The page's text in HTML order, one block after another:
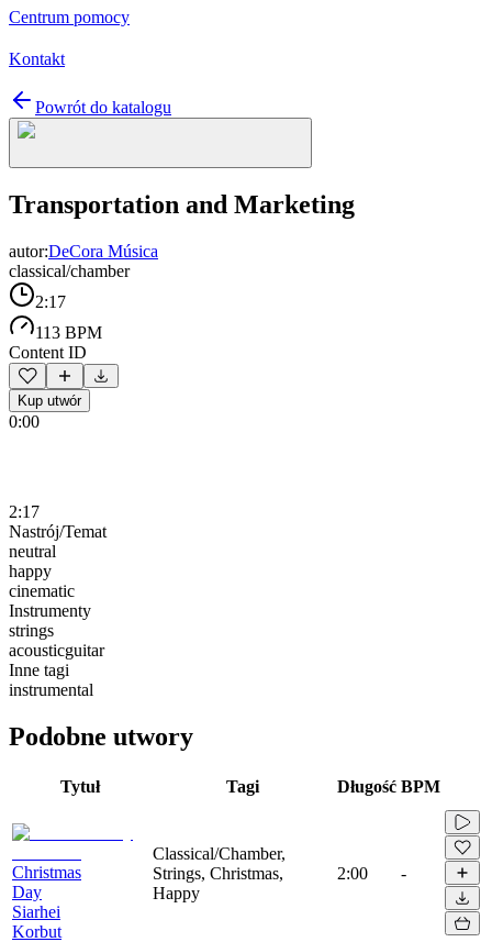
Centrum pomocy
Kontakt
Powrót do katalogu
Transportation and Marketing
autor:DeCora Música
classical/chamber
2:17
113 BPM
Content ID
Kup utwór
0:00
2:17
Nastrój/Temat
neutral
happy
cinematic
Instrumenty
strings
acousticguitar
Inne tagi
instrumental
Podobne utwory
Tytuł Tagi Długość BPM
Christmas
Day
Siarhei
Korbut
Classical/Chamber,
Strings, Christmas,
Happy
2:00 -